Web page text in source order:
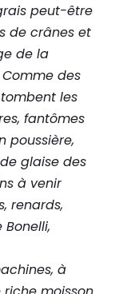
peut-être
de crânes et
de la
des
les
fantômes
poussière,
glaise des
à venir
renards,
à